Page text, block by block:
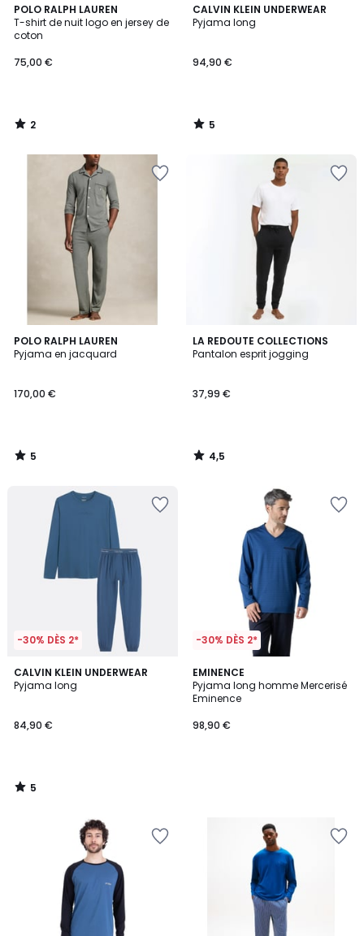
POLO RALPH LAUREN
T-shirt de nuit logo en jersey de
coton
75,00 €
2
/
5
2
/
CALVIN KLEIN UNDERWEAR
Pyjama long
94,90 €
5
/
5
/
POLO RALPH LAUREN
Pyjama en jacquard
170,00 €
5
/
5
/
LA REDOUTE COLLECTIONS
Pantalon esprit jogging
37,99 €
4,5
/ 5
4,5
/
-30% DÈS 2*
CALVIN KLEIN UNDERWEAR
Pyjama long
84,90 €
5
/
5
/
-30% DÈS 2*
EMINENCE
Pyjama long homme Mercerisé
Eminence
98,90 €